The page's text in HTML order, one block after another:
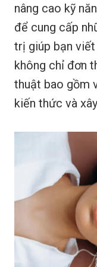
nâng cao kỹ
để cung cấp
trị giúp bạn
không chỉ đơn
thuật bao gồm
kiến thức và